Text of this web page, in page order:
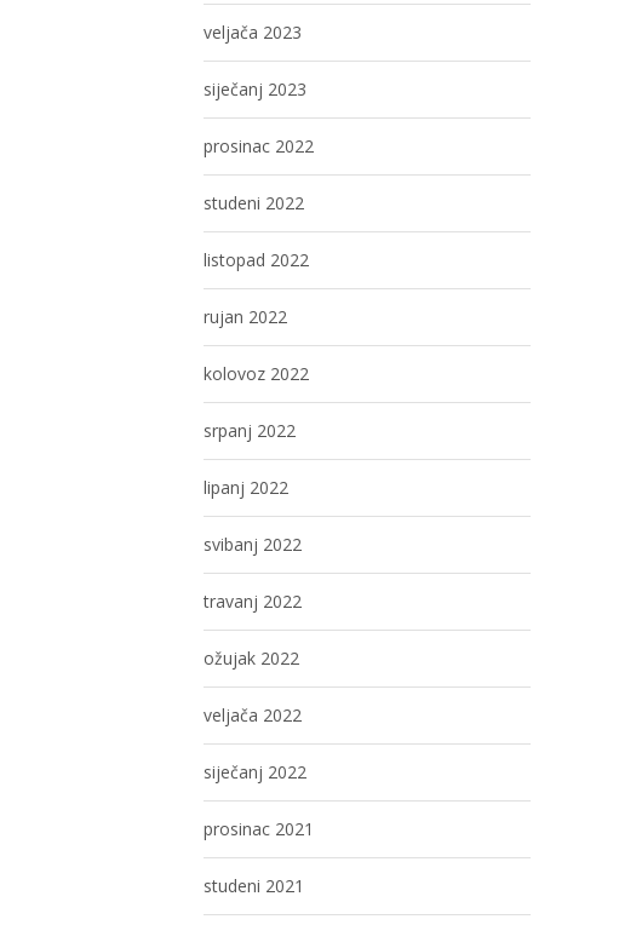
veljača 2023
siječanj 2023
prosinac 2022
studeni 2022
listopad 2022
rujan 2022
kolovoz 2022
srpanj 2022
lipanj 2022
svibanj 2022
travanj 2022
ožujak 2022
veljača 2022
siječanj 2022
prosinac 2021
studeni 2021